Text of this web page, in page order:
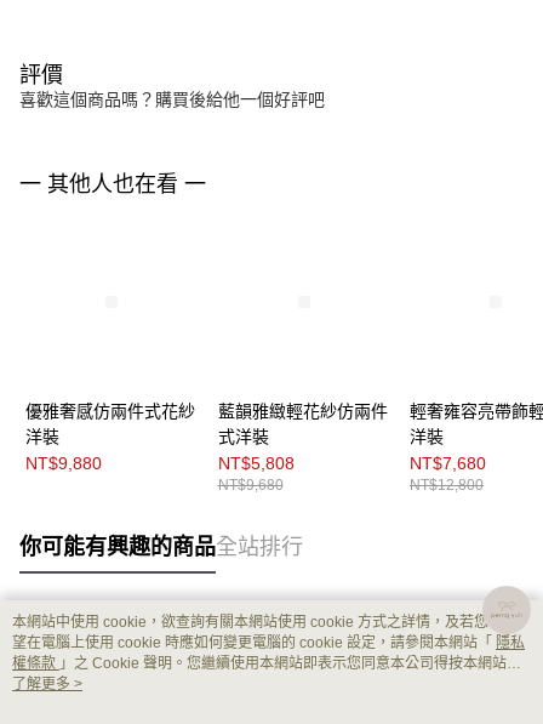
評價
喜歡這個商品嗎？購買後給他一個好評吧
一 其他人也在看 一
優雅奢感仿兩件式花紗
洋裝
NT$9,880
藍韻雅緻輕花紗仿兩件
式洋裝
NT$5,808
NT$9,680
輕奢雍容亮帶飾
洋裝
NT$7,680
NT$12,800
你可能有興趣的商品全站排行
熱門標籤
本網站中使用 cookie，欲查詢有關本網站使用 cookie 方式之詳情，及若您不希
望在電腦上使用 cookie 時應如何變更電腦的 cookie 設定，請參閱本網站「 隱私
權條款 」之 Cookie 聲明。您繼續使用本網站即表示您同意本公司得按本網站使
用條款之 Cookie 聲明使用 cookie。
了解更多 >